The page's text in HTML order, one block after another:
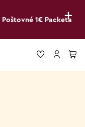
+
Poštovné 1€ Packeta